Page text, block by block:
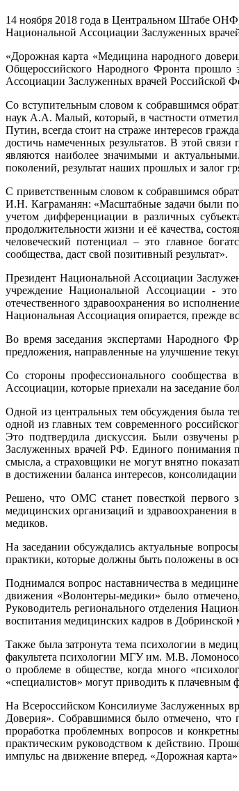
14 ноября 2018 года в Центральном Штабе
Национальной Ассоциации Заслуженных
«Дорожная карта «Медицина народного
Общероссийского Народного Фронта прошло
Ассоциации Заслуженных врачей Российской
Со вступительным словом к собравшимся
наук А.А. Малый, который, в частности
Путин, всегда стоит на страже интересов
достичь намеченных результатов. В этой
являются наиболее значимыми и
поколений, результат наших прошлых и залог
С приветственным словом к собравшимся
И.Н. Каграманян: «Масштабные задачи были
учетом дифференциации в различных
продолжительности жизни и её качества,
человеческий потенциал – это главное
сообщества, даст свой позитивный результат».
Президент Национальной Ассоциации
учреждение Национальной Ассоциации -
отечественного здравоохранения во
Национальная Ассоциация опирается, прежде
Во время заседания экспертами Народного
предложения, направленные на улучшение
Со стороны профессионального
Ассоциации, которые приехали на заседание
Одной из центральных тем обсуждения была
одной из главных тем современного
Это подтвердила дискуссия. Были озвучены
Заслуженных врачей РФ. Единого понимания
смысла, а страховщики не могут внятно
в достижении баланса интересов,
Решено, что ОМС станет повесткой первого
медицинских организаций и здравоохранения
медиков.
На заседании обсуждались актуальные
практики, которые должны быть положены в
Поднимался вопрос наставничества в
движения «Волонтеры-медики» было
Руководитель регионального отделения
воспитания медицинских кадров в Добринской
Также была затронута тема психологии в
факультета психологии МГУ им. М.В.
о проблеме в обществе, когда много
«специалистов» могут приводить к плачевным
На Всероссийском Консилиуме Заслуженных
Доверия». Собравшимися было отмечено, что
проработка проблемных вопросов и
практическим руководством к действию.
импульс на движение вперед. «Дорожная